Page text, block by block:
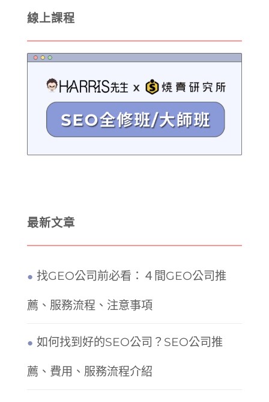
線上課程
最新文章
找GEO公司前必看：４間GEO公司推
薦、服務流程、注意事項
如何找到好的SEO公司？SEO公司推
薦、費用、服務流程介紹